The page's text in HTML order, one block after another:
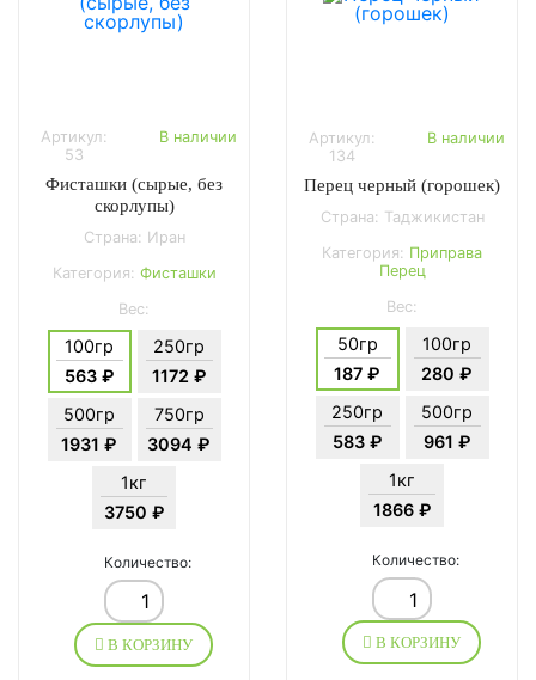
Артикул:
53
В наличии
Фисташки (сырые, без
скорлупы)
Страна: Иран
Категория: Фисташки
Вес:
100гр
563 ₽
250гр
1172 ₽
500гр
1931 ₽
750гр
3094 ₽
1кг
3750 ₽
Количество:
В КОРЗИНУ
Артикул:
134
В наличии
Перец черный (горошек)
Страна: Таджикистан
Категория: Приправа
Перец
Вес:
50гр
187 ₽
100гр
280 ₽
250гр
583 ₽
500гр
961 ₽
1кг
1866 ₽
Количество:
В КОРЗИНУ